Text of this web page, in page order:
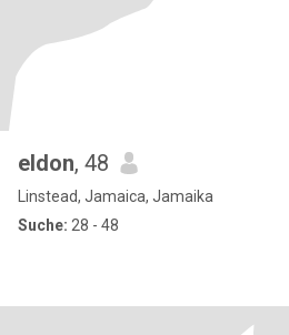
eldon, 48
Linstead, Jamaica, Jamaika
Suche: 28 - 48